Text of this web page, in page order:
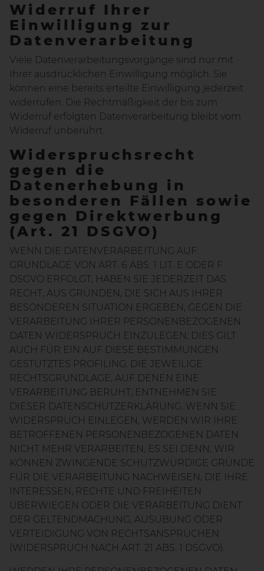
Widerruf Ihrer
Einwilligung zur
Datenverarbeitung
Viele Datenverarbeitungsvorgänge sind nur mit
Ihrer ausdrücklichen Einwilligung möglich. Sie
können eine bereits erteilte Einwilligung jederzeit
widerrufen. Die Rechtmäßigkeit der bis zum
Widerruf erfolgten Datenverarbeitung bleibt vom
Widerruf unberührt.
Widerspruchsrecht
gegen die
Datenerhebung in
besonderen Fällen sowie
gegen Direktwerbung
(Art. 21 DSGVO)
WENN DIE DATENVERARBEITUNG AUF
GRUNDLAGE VON ART. 6 ABS. 1 LIT. E ODER F
DSGVO ERFOLGT, HABEN SIE JEDERZEIT DAS
RECHT, AUS GRÜNDEN, DIE SICH AUS IHRER
BESONDEREN SITUATION ERGEBEN, GEGEN DIE
VERARBEITUNG IHRER PERSONENBEZOGENEN
DATEN WIDERSPRUCH EINZULEGEN; DIES GILT
AUCH FÜR EIN AUF DIESE BESTIMMUNGEN
GESTÜTZTES PROFILING. DIE JEWEILIGE
RECHTSGRUNDLAGE, AUF DENEN EINE
VERARBEITUNG BERUHT, ENTNEHMEN SIE
DIESER DATENSCHUTZERKLÄRUNG. WENN SIE
WIDERSPRUCH EINLEGEN, WERDEN WIR IHRE
BETROFFENEN PERSONENBEZOGENEN DATEN
NICHT MEHR VERARBEITEN, ES SEI DENN, WIR
KÖNNEN ZWINGENDE SCHUTZWÜRDIGE GRÜNDE
FÜR DIE VERARBEITUNG NACHWEISEN, DIE IHRE
INTERESSEN, RECHTE UND FREIHEITEN
ÜBERWIEGEN ODER DIE VERARBEITUNG DIENT
DER GELTENDMACHUNG, AUSÜBUNG ODER
VERTEIDIGUNG VON RECHTSANSPRÜCHEN
(WIDERSPRUCH NACH ART. 21 ABS. 1 DSGVO).